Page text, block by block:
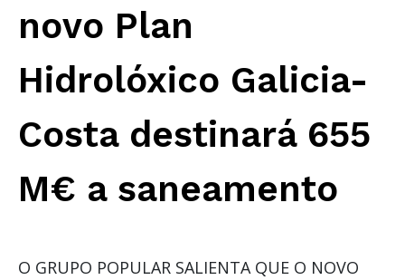
novo Plan
Hidrolóxico Galicia-
Costa destinará 655
M€ a saneamento
O GRUPO POPULAR SALIENTA QUE O NOVO